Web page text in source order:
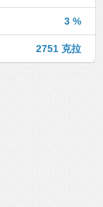
3 %
2751 克拉